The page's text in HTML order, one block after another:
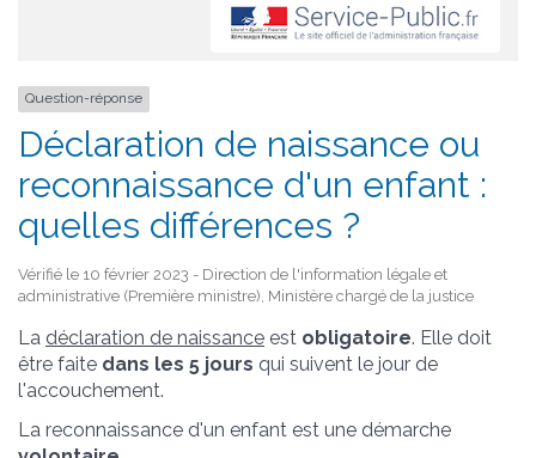
Question-réponse
Déclaration de naissance ou
reconnaissance d'un enfant :
quelles différences ?
Vérifié le 10 février 2023 - Direction de l'information légale et
administrative (Première ministre), Ministère chargé de la justice
La déclaration de naissance est obligatoire. Elle doit
être faite dans les 5 jours qui suivent le jour de
l'accouchement.
La reconnaissance d'un enfant est une démarche